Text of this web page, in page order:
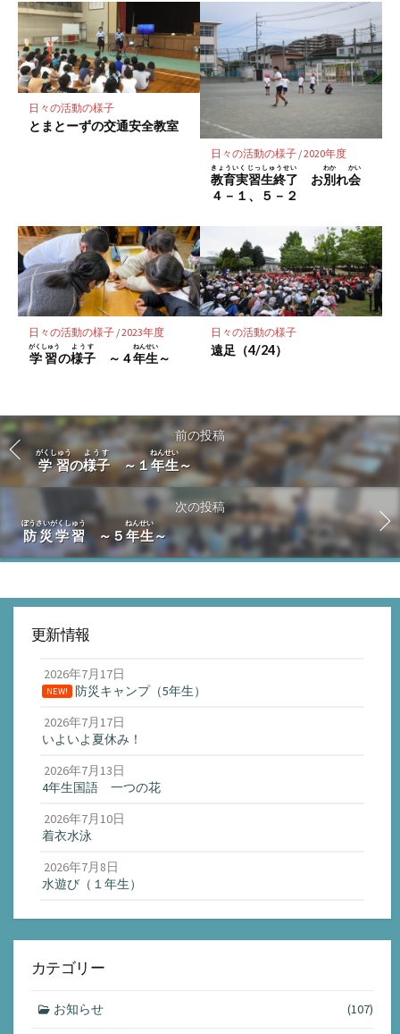
日々の活動の様子
とまとーずの交通安全教室
日々の活動の様子/2020年度
教育実習生終了
きょういくじっしゅうせい
お別
わか
れ会
かい
４－１、５－２
日々の活動の様子/2023年度
学習
がくしゅう
の様子
ようす
～４年生
ねんせい
～
日々の活動の様子
遠足（4/24）
前の投稿
学習
がくしゅう
の様子
ようす
～１年生
ねんせい
～
次の投稿
防災学習
ぼうさいがくしゅう
～５年生
ねんせい
～
更新情報
2026年7月17日
NEW!
防災キャンプ（5年生）
2026年7月17日
いよいよ夏休み！
2026年7月13日
4年生国語 一つの花
2026年7月10日
着衣水泳
2026年7月8日
水遊び（１年生）
カテゴリー
お知らせ (107)